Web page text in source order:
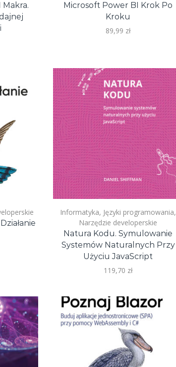
Makra.
Microsoft Power BI Krok Po
Kroku
89,99 zł
Informatyka, Języki programowania,
Narzędzie developerskie
Natura Kodu. Symulowanie
Systemów Naturalnych Przy
Użyciu JavaScript
119,70 zł